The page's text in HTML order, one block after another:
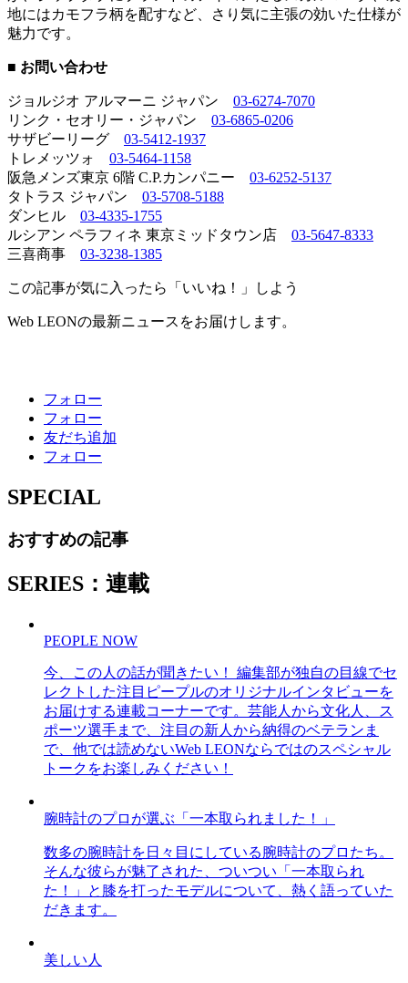
地にはカモフラ柄を配すなど、さり気に主張の効いた仕様が
魅力です。
■ お問い合わせ
ジョルジオ アルマーニ ジャパン 03-6274-7070
リンク・セオリー・ジャパン 03-6865-0206
サザビーリーグ 03-5412-1937
トレメッツォ 03-5464-1158
阪急メンズ東京 6階 C.P.カンパニー 03-6252-5137
タトラス ジャパン 03-5708-5188
ダンヒル 03-4335-1755
ルシアン ペラフィネ 東京ミッドタウン店 03-5647-8333
三喜商事 03-3238-1385
この記事が気に入ったら「いいね！」しよう
Web LEONの最新ニュースをお届けします。
フォロー
フォロー
友だち追加
フォロー
SPECIAL
おすすめの記事
SERIES：連載
PEOPLE NOW
今、この人の話が聞きたい！ 編集部が独自の目線でセ
レクトした注目ピープルのオリジナルインタビューを
お届けする連載コーナーです。芸能人から文化人、ス
ポーツ選手まで、注目の新人から納得のベテランま
で、他では読めないWeb LEONならではのスペシャル
トークをお楽しみください！
腕時計のプロが選ぶ「一本取られました！」
数多の腕時計を日々目にしている腕時計のプロたち。
そんな彼らが魅了された、ついつい「一本取られ
た！」と膝を打ったモデルについて、熱く語っていた
だきます。
美しい人